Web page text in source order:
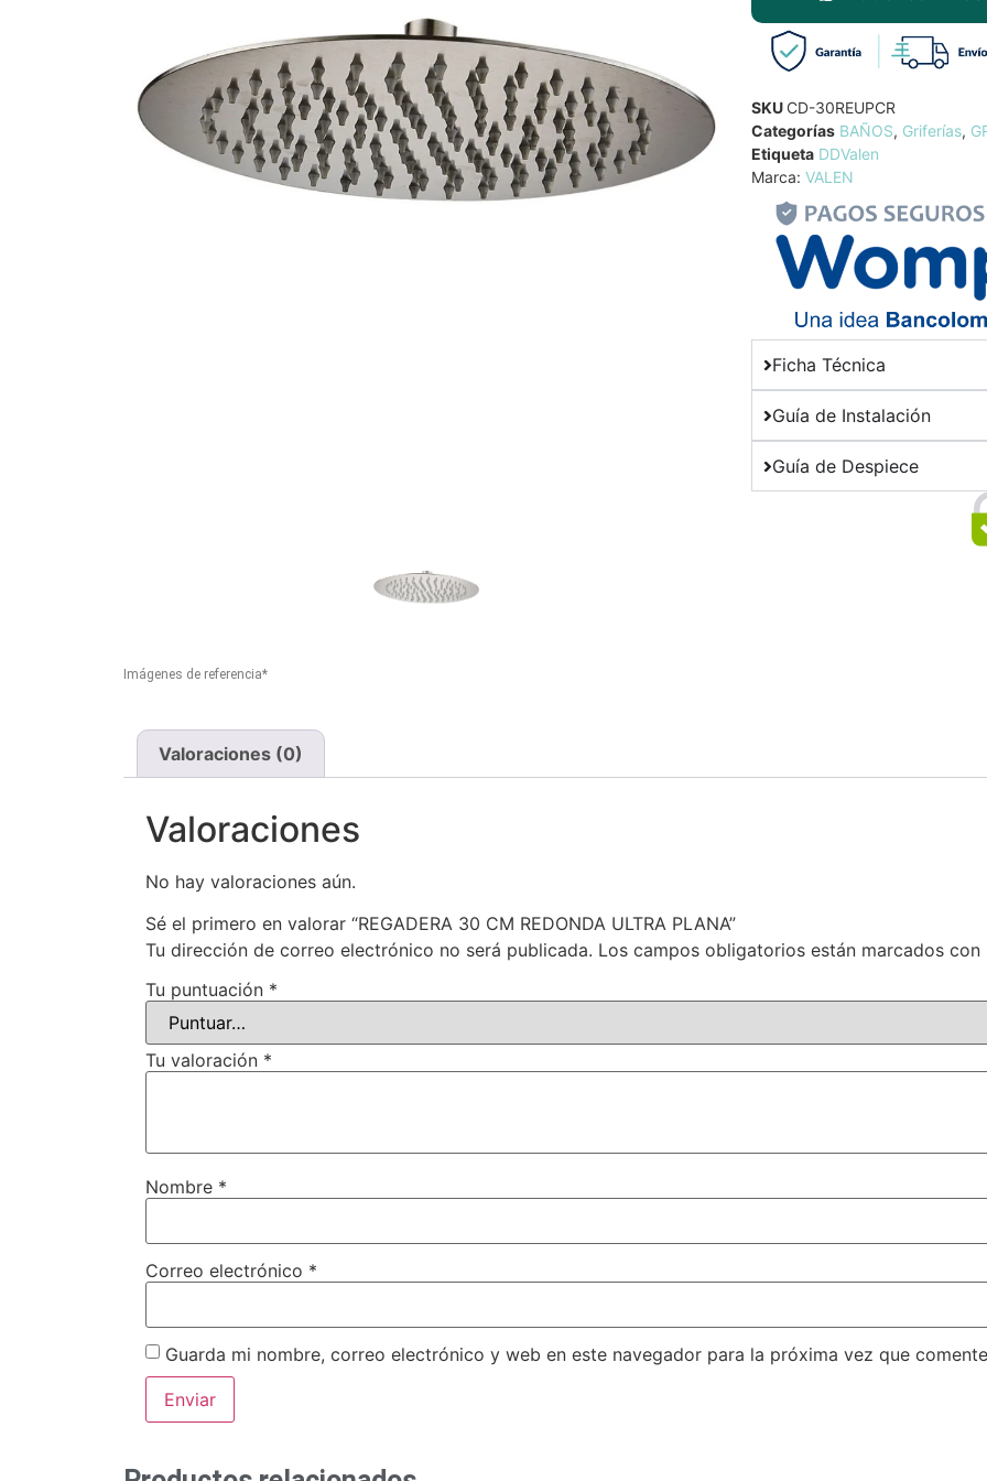
Imágenes de referencia*
SKU CD-30REUPCR
Categorías BAÑOS, Griferías,
Etiqueta DDValen
Marca: VALEN
Ficha Técnica
Guía de Instalación
Guía de Despiece
Valoraciones (0)
Valoraciones
No hay valoraciones aún.
Sé el primero en valorar “REGADERA 30 CM REDONDA ULTRA PLANA”
Tu dirección de correo electrónico no será publicada. Los campos obligatorios están marcados con
Tu puntuación *
Tu valoración *
Nombre *
Correo electrónico *
Guarda mi nombre, correo electrónico y web en este navegador para la próxima vez que